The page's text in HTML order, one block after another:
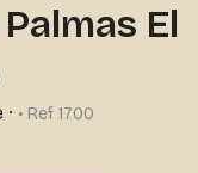
El
· • Ref 1700